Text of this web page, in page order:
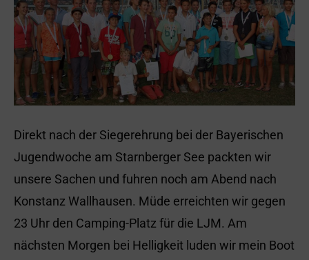
Direkt nach der Siegerehrung bei der Bayerischen
Jugendwoche am Starnberger See packten wir
unsere Sachen und fuhren noch am Abend nach
Konstanz Wallhausen. Müde erreichten wir gegen
23 Uhr den Camping-Platz für die LJM. Am
nächsten Morgen bei Helligkeit luden wir mein Boot